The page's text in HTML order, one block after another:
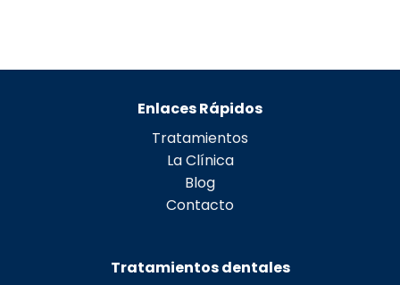
Enlaces Rápidos
Tratamientos
La Clínica
Blog
Contacto
Tratamientos dentales